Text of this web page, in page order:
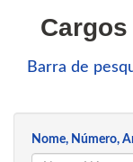
Barra de
Nome, Número,